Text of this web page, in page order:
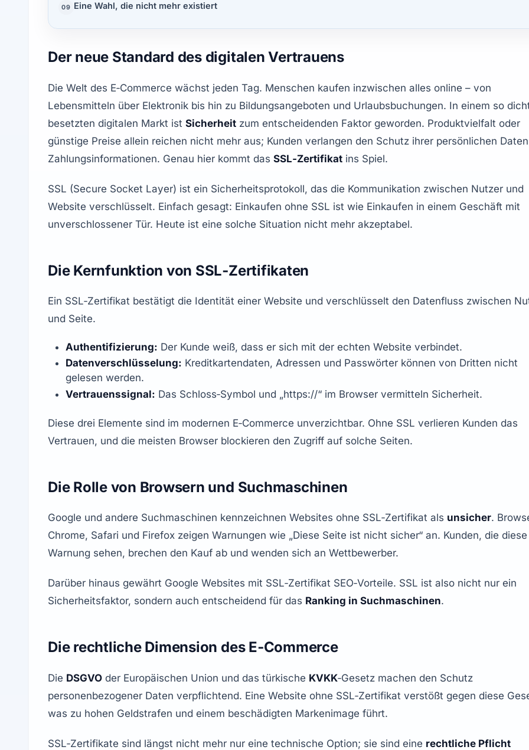
09 Eine Wahl, die nicht mehr existiert
Der neue Standard des digitalen Vertrauens
Die Welt des E‑Commerce wächst jeden Tag. Menschen kaufen inzwischen alles online – von
Lebensmitteln über Elektronik bis hin zu Bildungsangeboten und Urlaubsbuchungen. In einem so
besetzten digitalen Markt ist Sicherheit zum entscheidenden Faktor geworden. Produktvielfalt oder
günstige Preise allein reichen nicht mehr aus; Kunden verlangen den Schutz ihrer persönlichen
Zahlungsinformationen. Genau hier kommt das SSL‑Zertifikat ins Spiel.
SSL (Secure Socket Layer) ist ein Sicherheitsprotokoll, das die Kommunikation zwischen Nutzer und
Website verschlüsselt. Einfach gesagt: Einkaufen ohne SSL ist wie Einkaufen in einem Geschäft mit
unverschlossener Tür. Heute ist eine solche Situation nicht mehr akzeptabel.
Die Kernfunktion von SSL‑Zertifikaten
Ein SSL‑Zertifikat bestätigt die Identität einer Website und verschlüsselt den Datenfluss zwischen
und Seite.
Authentifizierung: Der Kunde weiß, dass er sich mit der echten Website verbindet.
Datenverschlüsselung: Kreditkartendaten, Adressen und Passwörter können von Dritten nicht
gelesen werden.
Vertrauenssignal: Das Schloss‑Symbol und „https://“ im Browser vermitteln Sicherheit.
Diese drei Elemente sind im modernen E‑Commerce unverzichtbar. Ohne SSL verlieren Kunden das
Vertrauen, und die meisten Browser blockieren den Zugriff auf solche Seiten.
Die Rolle von Browsern und Suchmaschinen
Google und andere Suchmaschinen kennzeichnen Websites ohne SSL‑Zertifikat als unsicher.
Chrome, Safari und Firefox zeigen Warnungen wie „Diese Seite ist nicht sicher“ an. Kunden, die diese
Warnung sehen, brechen den Kauf ab und wenden sich an Wettbewerber.
Darüber hinaus gewährt Google Websites mit SSL‑Zertifikat SEO‑Vorteile. SSL ist also nicht nur ein
Sicherheitsfaktor, sondern auch entscheidend für das Ranking in Suchmaschinen.
Die rechtliche Dimension des E‑Commerce
Die DSGVO der Europäischen Union und das türkische KVKK‑Gesetz machen den Schutz
personenbezogener Daten verpflichtend. Eine Website ohne SSL‑Zertifikat verstößt gegen diese
was zu hohen Geldstrafen und einem beschädigten Markenimage führt.
SSL‑Zertifikate sind längst nicht mehr nur eine technische Option; sie sind eine rechtliche Pflicht